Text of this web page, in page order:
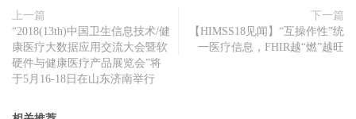
上一篇
“2018(13th)中国卫生信息技术/健
康医疗大数据应用交流大会暨软
硬件与健康医疗产品展览会”将
于5月16-18日在山东济南举行
下一篇
【HIMSS18见闻】“互操作性”统
一医疗信息，FHIR越“燃”越旺